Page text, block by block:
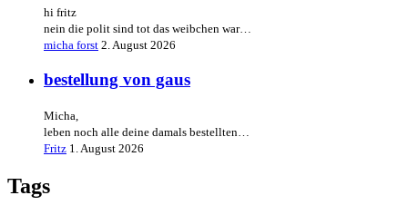
hi fritz
nein die polit sind tot das weibchen war…
micha forst 2. August 2026
bestellung von gaus
Micha,
leben noch alle deine damals bestellten…
Fritz 1. August 2026
Tags